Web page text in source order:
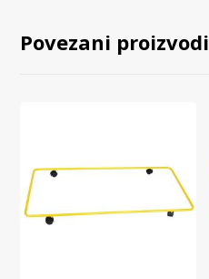
Povezani proizvodi